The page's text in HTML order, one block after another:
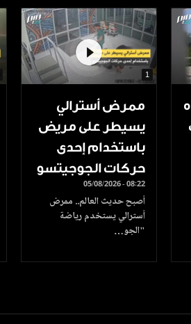
1
ممرض أسترالي
يسيطر على مريض
باستخدام إحدى
حركات الجوجيتسو
05/08/2026 - 08:22
أصبح حديث العالم.. ممرض
أسترالي يستخدم رياضة
"الجو…